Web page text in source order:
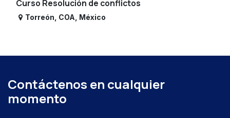
Curso Resolución de conflictos
Torreón COA México
Contáctenos en cualquier
momento